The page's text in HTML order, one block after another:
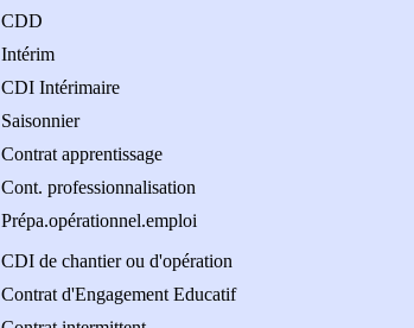
CDD
Intérim
CDI Intérimaire
Saisonnier
Contrat apprentissage
Cont. professionnalisation
Prépa.opérationnel.emploi
CDI de chantier ou d'opération
Contrat d'Engagement Educatif